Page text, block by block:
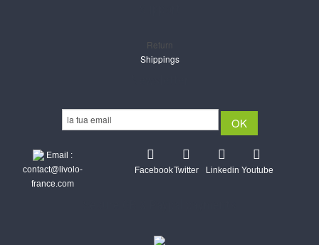
Return
Shippings
Email :
contact@livolo-
france.com
FacebookTwitter Linkedin Youtube